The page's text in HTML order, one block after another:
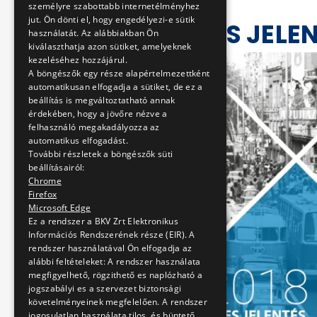
2018. ÉVES
személyre szabottabb internetélményhez
jut. Ön dönti el, hogy engedélyezi-e sütik
használatát. Az alábbiakban Ön
kiválaszthatja azon sütiket, amelyeknek
kezeléséhez hozzájárul.
A böngészők egy része alapértelmezettként
automatikusan elfogadja a sütiket, de ez a
beállítás is megváltoztatható annak
érdekében, hogy a jövőre nézve a
felhasználó megakadályozza az
automatikus elfogadást.
További részletek a böngészők süti
beállításairól:
Chrome
Firefox
Microsoft Edge
Ez a rendszer a BKV Zrt Elektronikus
Információs Rendszerének része (EIR). A
rendszer használatával Ön elfogadja az
alábbi feltételeket: A rendszer használata
megfigyelhető, rögzithető es naplózható a
jogszabályi es a szervezet biztonsági
követelményeinek megfelelően. A rendszer